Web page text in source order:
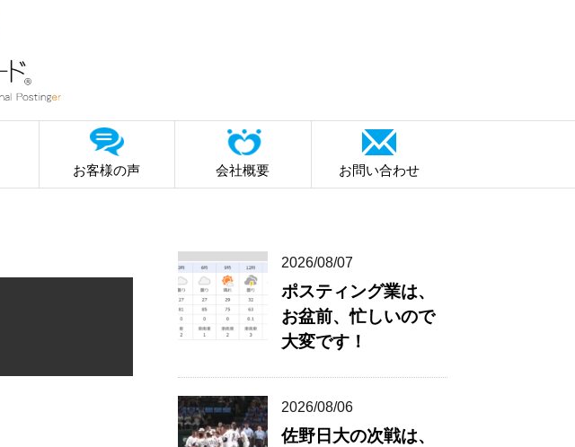
お客様の声 会社概要 お問い合わせ
2026/08/07
ポスティング業は、
お盆前、忙しいので
大変です！
2026/08/06
佐野日大の次戦は、